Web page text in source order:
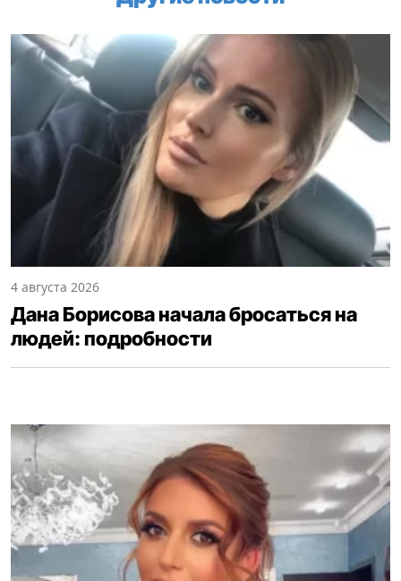
4 августа 2026
Дана Борисова начала бросаться на
людей: подробности